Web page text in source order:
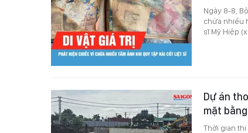
Ngày 8-8,
chứa nhiều
sĩ Mỹ Hiệp
Dự án
mặt bằng
Thời gian